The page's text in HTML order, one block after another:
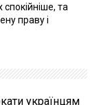
та
праву і
українцям